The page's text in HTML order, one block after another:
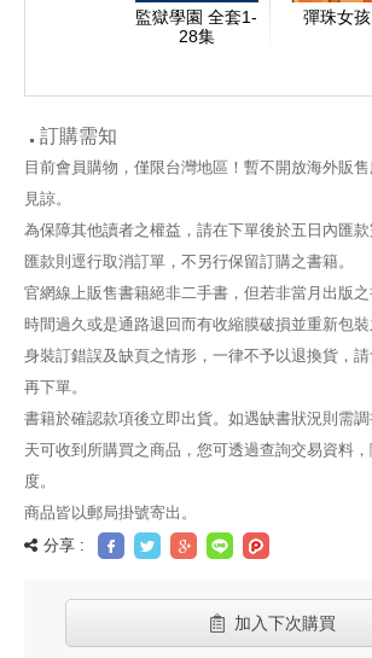
監獄學園 全套1-
28集
彈珠女
訂購需知
目前會員購物，僅限台灣地區！暫不開放海外販
見諒。
為保障其他讀者之權益，請在下單後於五日內匯
匯款則逕行取消訂單，不另行保留訂購之書籍。
官網線上販售書籍絕非二手書，但若非當月出版
時間過久或是通路退回而有收縮膜破損並重新包
身裝訂錯誤及缺頁之情形，一律不予以退換貨，
再下單。
書籍於確認款項後立即出貨。如遇缺書狀況則需
天可收到所購買之商品，您可透過查詢交易資料
度。
商品皆以郵局掛號寄出。
分享 :
加入下次購買